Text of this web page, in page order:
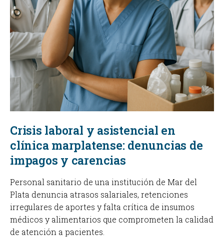
Crisis laboral y asistencial en
clínica marplatense: denuncias de
impagos y carencias
Personal sanitario de una institución de Mar del
Plata denuncia atrasos salariales, retenciones
irregulares de aportes y falta crítica de insumos
médicos y alimentarios que comprometen la calidad
de atención a pacientes.